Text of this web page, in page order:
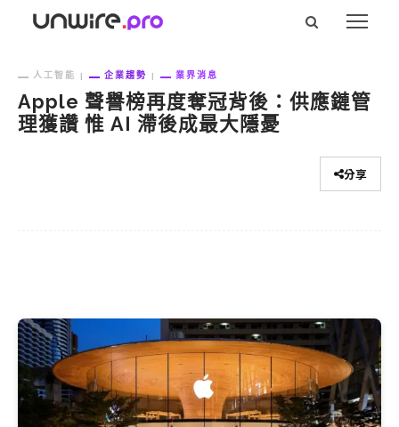
人工智能 企業趨勢 業界消息
Apple 聲譽榜再度奪冠背後：供應鏈管
理獲讚 惟 AI 滯後成最大隱憂
分享